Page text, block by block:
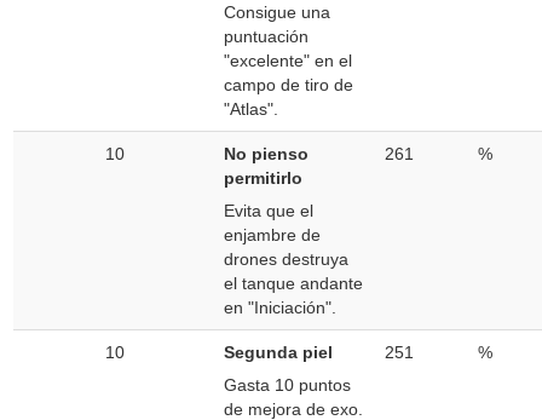
Consigue una
puntuación
"excelente" en el
campo de tiro de
"Atlas".
10
No pienso
permitirlo
Evita que el
enjambre de
drones destruya
el tanque andante
en "Iniciación".
261 %
10
Segunda piel
Gasta 10 puntos
de mejora de exo.
251 %